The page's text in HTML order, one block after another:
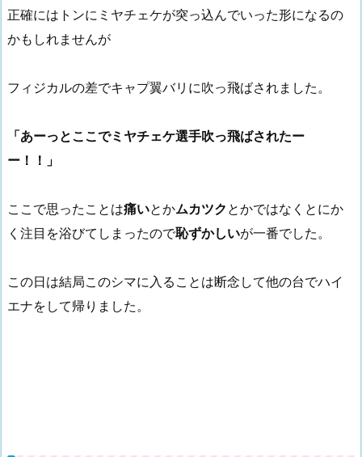
正確にはトンにミヤチェケが突っ込んでいった形になるの
かもしれませんが
フィジカルの差でキャプ翼バリに吹っ飛ばされました。
「あーっとここでミヤチェケ選手吹っ飛ばされたー
ー！！」
ここで思ったことは痛いとかムカツク とかではなくとにか
く注目を浴びてしまったので恥ずかしいが一番でした。
この日は結局このシマに入ることは断念して他の台でハイ
エナをして帰りました。